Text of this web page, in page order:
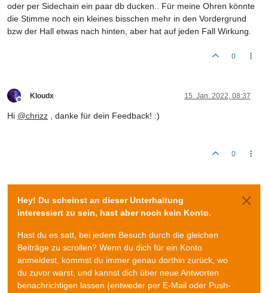
oder per Sidechain ein paar db ducken.. Für meine Ohren könnte
die Stimme noch ein kleines bisschen mehr in den Vordergrund
bzw der Hall etwas nach hinten, aber hat auf jeden Fall Wirkung.
0
Kloudx 15. Jan. 2022, 08:37
Hi @chrizz , danke für dein Feedback! :)
0
Hey! Du scheinst an dieser Unterhaltung
interessiert zu sein, hast aber noch kein Konto.
Hast du es satt, bei jedem Besuch durch die gleichen
Beiträge zu scrollen? Wenn du dich für ein Konto
anmeldest, kommst du immer genau dorthin zurück, wo
du zuvor warst, und kannst dich über neue Antworten
benachrichtigen lassen (entweder per E-Mail oder Push-